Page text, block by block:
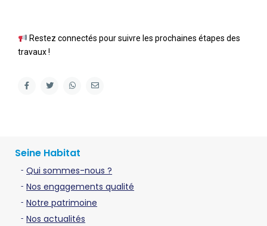
Restez connectés pour suivre les prochaines étapes des
travaux !
Seine Habitat
Qui sommes-nous ?
Nos engagements qualité
Notre patrimoine
Nos actualités